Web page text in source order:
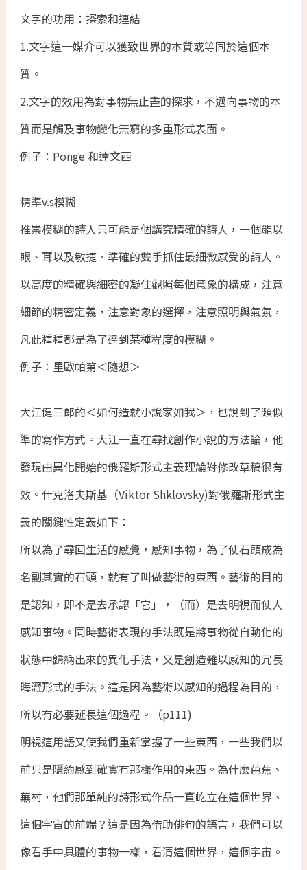
文字的功用：探索和連結
1.文字這一媒介可以獲致世界的本質或等同於這個本
質。
2.文字的效用為對事物無止盡的探求，不邁向事物的本
質而是觸及事物變化無窮的多重形式表面。
例子：Ponge 和達文西
精準v.s模糊
推崇模糊的詩人只可能是個講究精確的詩人，一個能以
眼、耳以及敏捷、準確的雙手抓住最細微感受的詩人。
以高度的精確與細密的凝住觀照每個意象的構成，注意
細節的精密定義，注意對象的選擇，注意照明與氣氛，
凡此種種都是為了達到某種程度的模糊。
例子：里歐帕第＜隨想＞
大江健三郎的＜如何造就小說家如我＞，也說到了類似
準的寫作方式。大江一直在尋找創作小說的方法論，他
發現由異化開始的俄羅斯形式主義理論對修改草稿很有
效。什克洛夫斯基（Viktor Shklovsky)對俄羅斯形式主
義的關鍵性定義如下：
所以為了尋回生活的感覺，感知事物，為了使石頭成為
名副其實的石頭，就有了叫做藝術的東西。藝術的目的
是認知，即不是去承認「它」，（而）是去明視而使人
感知事物。同時藝術表現的手法既是將事物從自動化的
狀態中歸納出來的異化手法，又是創造難以感知的冗長
晦澀形式的手法。這是因為藝術以感知的過程為目的，
所以有必要延長這個過程。（p111)
明視這用語又使我們重新掌握了一些東西，一些我們以
前只是隱約感到確實有那樣作用的東西。為什麼芭蕉、
蕪村，他們那單純的詩形式作品一直屹立在這個世界、
這個宇宙的前端？這是因為借助俳句的語言，我們可以
像看手中具體的事物一樣，看清這個世界，這個宇宙。